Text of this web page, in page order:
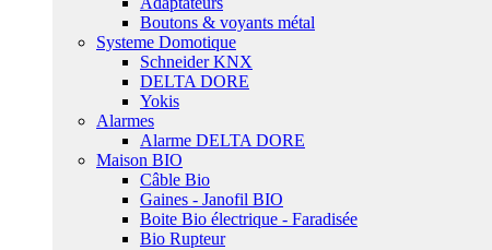
Boutons & voyants métal
Systeme Domotique
Schneider KNX
DELTA DORE
Yokis
Alarmes
Alarme DELTA DORE
Maison BIO
Câble Bio
Gaines - Janofil BIO
Boite Bio électrique - Faradisée
Bio Rupteur